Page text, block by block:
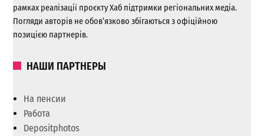
рамках реалізації проєкту Хаб підтримки регіональних медіа.
Погляди авторів не обов’язково збігаються з офіційною
позицією партнерів.
НАШИ ПАРТНЕРЫ
На пенсии
Работа
Depositphotos